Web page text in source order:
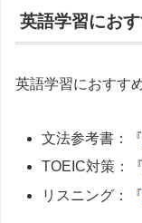
英語学習にお
英語学習におすす
文法参考書：『
TOEIC対策：
リスニング：